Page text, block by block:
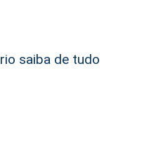
saiba de tudo